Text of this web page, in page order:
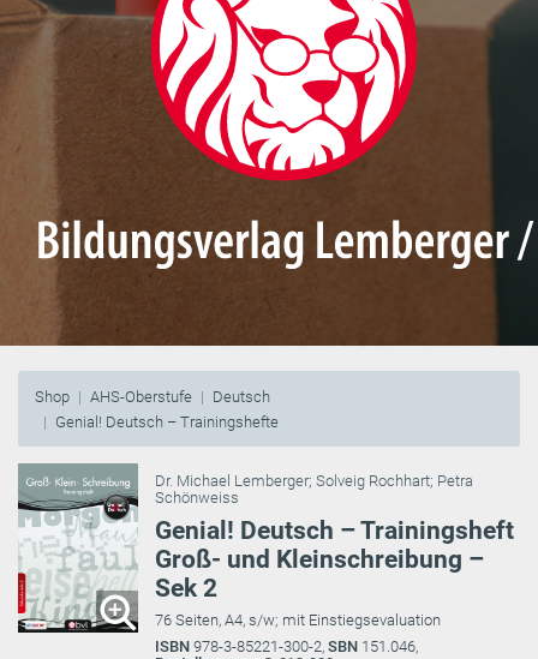
Shop AHS-Oberstufe
Deutsch
Genial! Deutsch – Trainingshefte
Dr. Michael Lemberger; Solveig Rochhart; Petra
Schönweiss
Genial! Deutsch – Trainingsheft
Groß- und Kleinschreibung –
Sek 2
76 Seiten, A4, s/w; mit Einstiegsevaluation
ISBN 978-3-85221-300-2, SBN 151.046,